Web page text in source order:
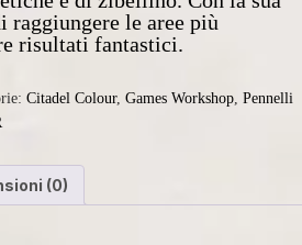
raggiungere le aree più
risultati fantastici.
Citadel Colour, Games Workshop Pennelli
(0)